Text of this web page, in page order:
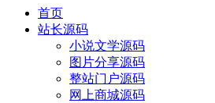
首页
站长源码
小说文学源码
图片分享源码
整站门户源码
网上商城源码